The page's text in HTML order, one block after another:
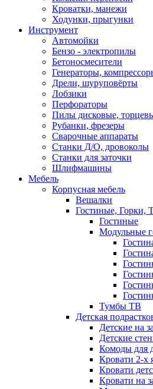
Кроватки, манежи
Ходунки, прыгунки
Инструмент
Автомойки
Бензо - электропилы
Бетоносмесители
Генераторы,
Дрели, шуруповёрты
Лобзики
Перфораторы
Пилы дисковые,
Рубанки, фрезеры
Сварочные аппараты
Станки Д/О, дровоколы
Станки для заточки
Шлифмашины
Мебель
Корпусная мебель
Вешалки
Гостиные, Горки,
Гостиные
Модульные
Тумбы ТВ
Детская
Детские на
Детские
Комоды для
Кровати 2-х
Кровати
Кровати на